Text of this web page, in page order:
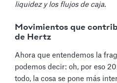
liquidez y los flujos de caja.
Movimientos que
de Hertz
Ahora que entendemos la
podemos decir: oh, por eso
todo, la cosa se pone más